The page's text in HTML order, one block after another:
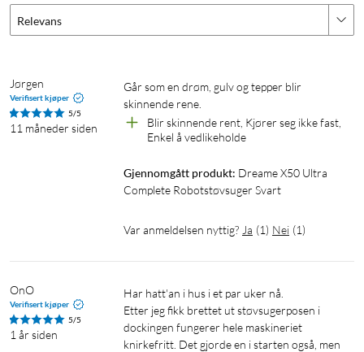
Kommer til under lave møbler
Dreame X50 Ultra automatisk senke sin LiDAR-sensor og bli
så lav som 89 mm. Ved hjelp av AI-kamera og innebygd
lyskaster identifiserer den hindringer på mørke steder, og
navigerer med høy nøyaktighet. Det gjør at selv vanskelig
Med sugekraft på opptil 20 000 Pa suger X50 Ultra opp selv
de mest gjenstridige partiklene. Den suger effektivt opp
dyrehår, støv og smuss som ofte setter seg fast i tepper og
Relevans
Jørgen
Verifisert kjøper
5/5
11 måneder siden
Går som en drøm, gulv og tepper blir
skinnende rene.
Blir skinnende rent, Kjører seg ikke fast,
Enkel å vedlikeholde
Gjennomgått produkt: Dreame X50 Ultra
Complete Robotstøvsuger Svart
Var anmeldelsen nyttig? Ja (1) Nei (1)
OnO
Verifisert kjøper
5/5
1 år siden
Har hatt'an i hus i et par uker nå.
Etter jeg fikk brettet ut støvsugerposen i
dockingen fungerer hele maskineriet
knirkefritt. Det gjorde en i starten også, men